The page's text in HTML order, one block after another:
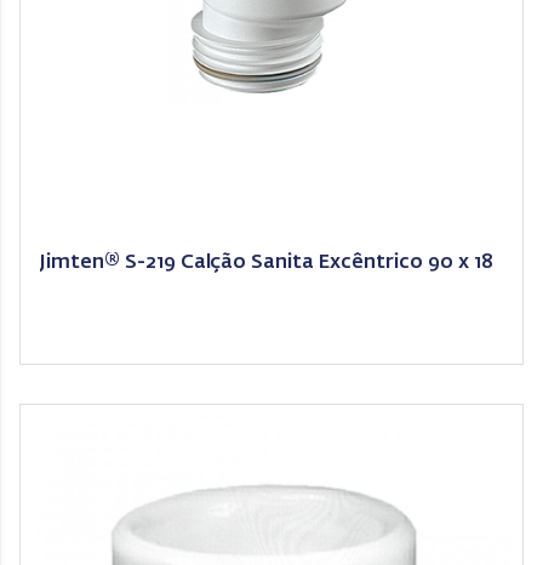
Jimten® S-219 Calção Sanita Excêntrico 90 x 18